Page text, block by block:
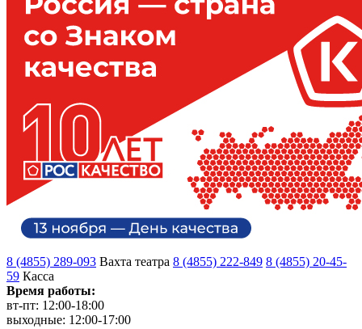
8 (4855) 289-093 Вахта театра 8 (4855) 222-849 8 (4855) 20-45-
59 Касса
Время работы:
вт-пт: 12:00-18:00
выходные: 12:00-17:00